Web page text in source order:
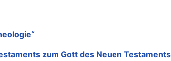
zum Gott des Neuen Testaments